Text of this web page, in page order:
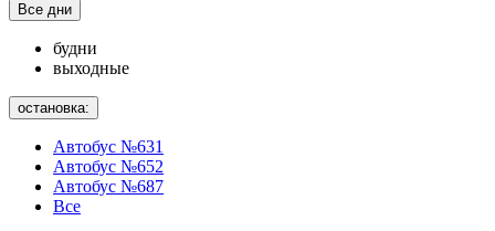
Все дни
будни
выходные
остановка:
Автобус №631
Автобус №652
Автобус №687
Все